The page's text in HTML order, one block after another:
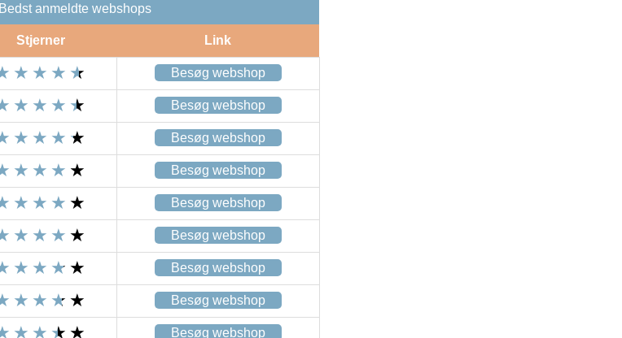
Bedst anmeldte webshops
Stjerner Link
Besøg webshop
Besøg webshop
Besøg webshop
Besøg webshop
Besøg webshop
Besøg webshop
Besøg webshop
Besøg webshop
Besøg webshop